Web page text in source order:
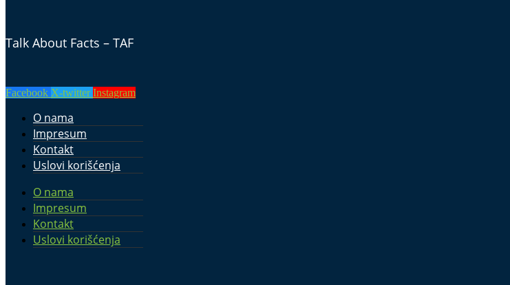
Talk About Facts – TAF
Facebook X-twitter Instagram
O nama
Impresum
Kontakt
Uslovi korišćenja
O nama
Impresum
Kontakt
Uslovi korišćenja